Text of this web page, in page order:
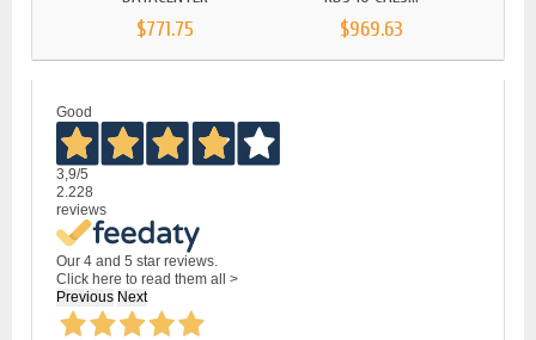
$771.75 $969.63
Good
3,9/5
2.228
reviews
Our 4 and 5 star reviews.
Click here to read them all >
Previous Next